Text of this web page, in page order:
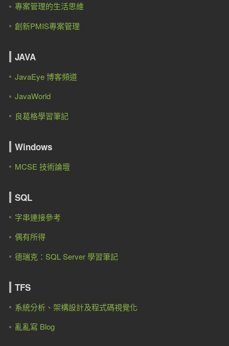
專案管理的生活思維
創新PMIS專案管理
JAVA
JavaEye 博客頻道
JavaWorld
良葛格學習筆記
Windows
MCSE 技術論壇
SQL
字串連接參考
偶有所得
德瑞克：SQL Server 學習筆記
TFS
系統分析、架構設計及程式碼視覺化
亂亂寫 Blog